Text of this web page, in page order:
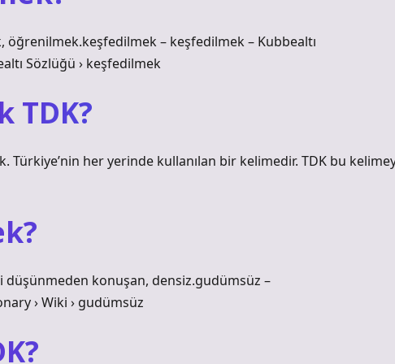
öğrenilmek.keşfedilmek – keşfedilmek – Kubbealtı
Sözlüğü › keşfedilmek
TDK?
Türkiye’nin her yerinde kullanılan bir kelimedir. TDK bu
düşünmeden konuşan, densiz.gudümsüz –
› Wiki › gudümsüz